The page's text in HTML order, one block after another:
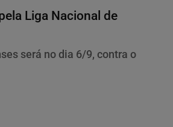
Liga Nacional de
será no dia 6/9, contra o